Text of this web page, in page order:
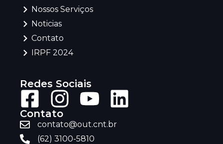
Nossos Serviços
Noticias
Contato
IRPF 2024
Redes Sociais
Contato
contato@out.cnt.br
(62) 3100-5810